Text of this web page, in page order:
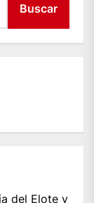
Buscar
del Elote y